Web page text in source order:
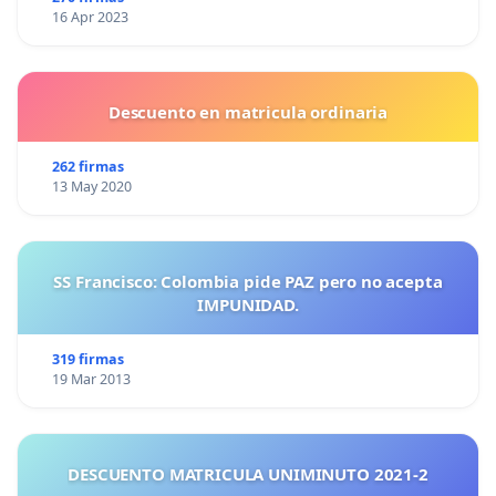
16 Apr 2023
Descuento en matricula ordinaria
262 firmas
13 May 2020
SS Francisco: Colombia pide PAZ pero no acepta
IMPUNIDAD.
319 firmas
19 Mar 2013
DESCUENTO MATRICULA UNIMINUTO 2021-2